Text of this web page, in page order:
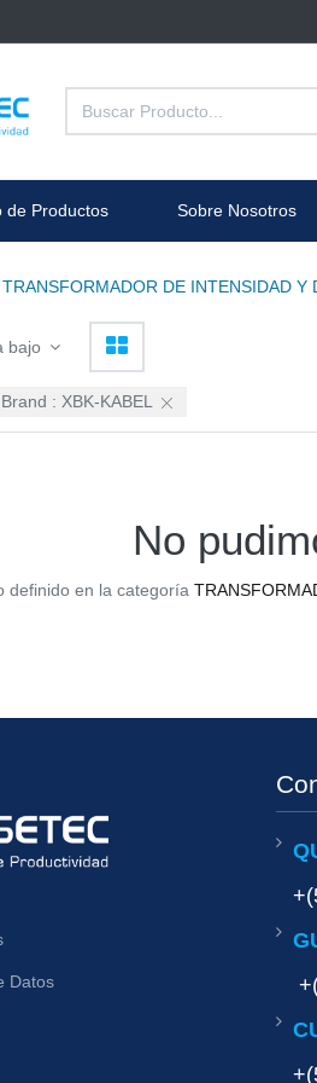
de Productos Sobre Nosotros
TRANSFORMADOR DE INTENSIDAD Y
bajo
Brand : XBK-KABEL
No
definido en la categoría
Datos